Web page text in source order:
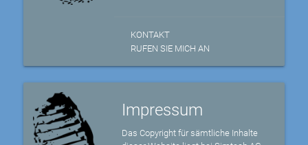
KONTAKT
RUFEN SIE MICH AN
Impressum
Das Copyright für sämtliche Inhalte